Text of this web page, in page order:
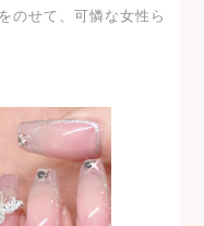
のせて、可憐な女性ら